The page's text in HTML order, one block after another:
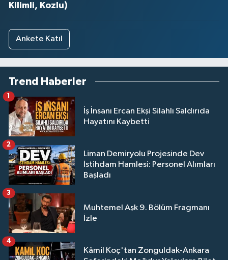
Kilimli, Kozlu)
Ankete Katıl
Trend Haberler
İş İnsanı Ercan Ekşi Silahlı Saldırıda
Hayatını Kaybetti
1
Liman Demiryolu Projesinde Dev
İstihdam Hamlesi: Personel Alımları
Başladı
2
Muhtemel Aşk 9. Bölüm Fragmanı
İzle
3
Kâmil Koç'tan Zonguldak-Ankara
4